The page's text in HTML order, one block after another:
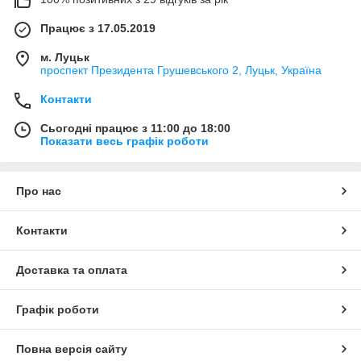
Працює з 17.05.2019
м. Луцьк
проспект Президента Грушевського 2, Луцьк, Україна
Контакти
Сьогодні працює з 11:00 до 18:00
Показати весь графік роботи
Про нас
Контакти
Доставка та оплата
Графік роботи
Повна версія сайту